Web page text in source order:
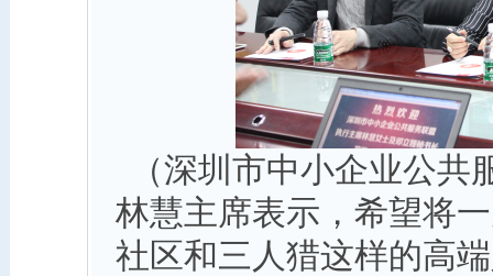
（深圳市中小企业公
林慧主席表示，希望将
社区和三人猎这样的高